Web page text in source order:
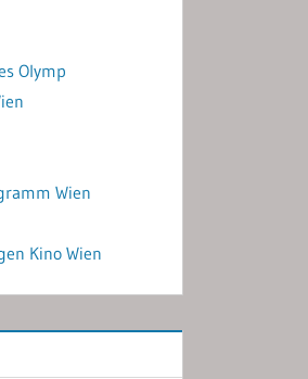
Olymp
Wien
Kino Wien